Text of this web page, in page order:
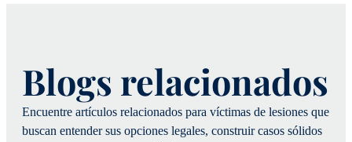
Blogs relacionados
Encuentre artículos relacionados para víctimas de lesiones que
buscan entender sus opciones legales, construir casos sólidos